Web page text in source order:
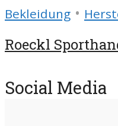
Bekleidung •
Roeckl
Social Media